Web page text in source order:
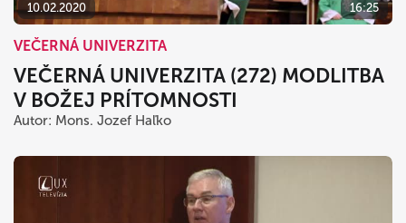
10.02.2020 16:25
VEČERNÁ UNIVERZITA
VEČERNÁ UNIVERZITA (272) MODLITBA
V BOŽEJ PRÍTOMNOSTI
Autor: Mons. Jozef Haľko